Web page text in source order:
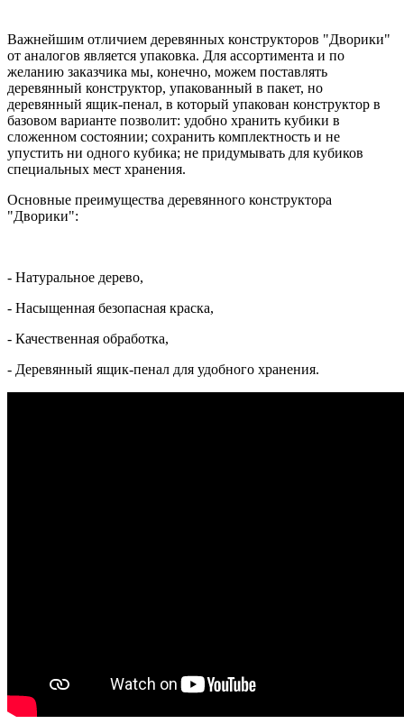
Важнейшим отличием деревянных конструкторов "Дворики"
от аналогов является упаковка. Для ассортимента и по
желанию заказчика мы, конечно, можем поставлять
деревянный конструктор, упакованный в пакет, но
деревянный ящик-пенал, в который упакован конструктор в
базовом варианте позволит: удобно хранить кубики в
сложенном состоянии; сохранить комплектность и не
упустить ни одного кубика; не придумывать для кубиков
специальных мест хранения.
Основные преимущества деревянного конструктора
"Дворики":
- Натуральное дерево,
- Насыщенная безопасная краска,
- Качественная обработка,
- Деревянный ящик-пенал для удобного хранения.